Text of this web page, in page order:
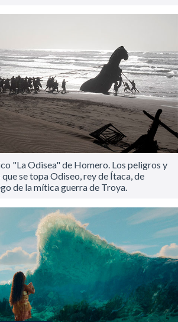
"La Odisea" de Homero. Los peligros y
se topa Odiseo, rey de Ítaca, de
de la mítica guerra de Troya.